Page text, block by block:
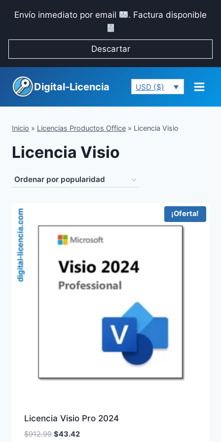
Envío inmediato por email . Factura disponible
Descartar
Digital-Licencia USD ($)
Inicio » Licencias Productos Office » Licencia Visio
Licencia Visio
¡Oferta!
Licencia Visio Pro 2024
$912.99 El
$43.42El